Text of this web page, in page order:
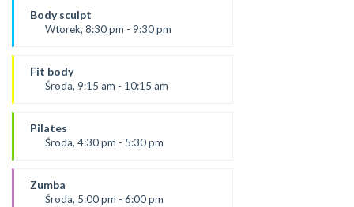
Paulina
*Zajęcia dla dorosłych i dzieci
Body sculpt
Wtorek, 8:30 pm - 9:30 pm
Aneta
SALA 1
Fit body
Środa, 9:15 am - 10:15 am
Justyna
*Zajęcia dla dorosłych i dzieci
Pilates
Środa, 4:30 pm - 5:30 pm
Żaneta
SALA 1
Zumba
Środa, 5:00 pm - 6:00 pm